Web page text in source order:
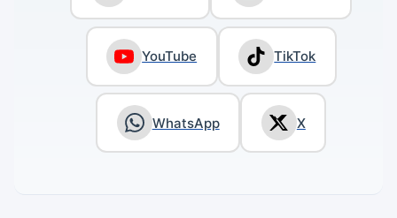
YouTube TikTok
WhatsApp X